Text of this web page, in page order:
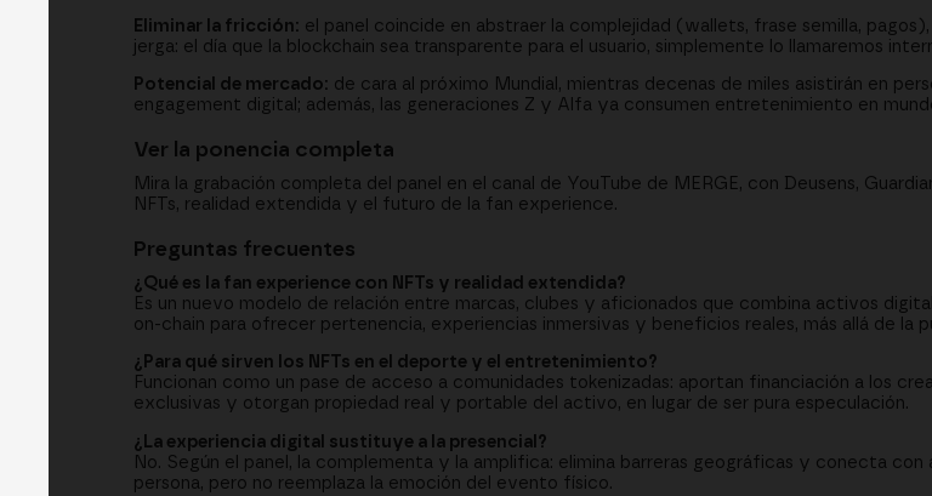
Eliminar la fricción: el panel coincide en abstraer la complejidad (wallets, frase semilla,
jerga: el día que la blockchain sea transparente para el usuario, simplemente lo llamaremos
Potencial de mercado: de cara al próximo Mundial, mientras decenas de miles asistirán en
engagement digital; además, las generaciones Z y Alfa ya consumen entretenimiento en
Ver la ponencia completa
Mira la grabación completa del panel en el canal de YouTube de MERGE, con Deusens,
NFTs, realidad extendida y el futuro de la fan experience.
Preguntas frecuentes
¿Qué es la fan experience con NFTs y realidad extendida?
Es un nuevo modelo de relación entre marcas, clubes y aficionados que combina activos
on-chain para ofrecer pertenencia, experiencias inmersivas y beneficios reales, más allá de la
¿Para qué sirven los NFTs en el deporte y el entretenimiento?
Funcionan como un pase de acceso a comunidades tokenizadas: aportan financiación a los
exclusivas y otorgan propiedad real y portable del activo, en lugar de ser pura especulación.
¿La experiencia digital sustituye a la presencial?
No. Según el panel, la complementa y la amplifica: elimina barreras geográficas y conecta con
persona, pero no reemplaza la emoción del evento físico.